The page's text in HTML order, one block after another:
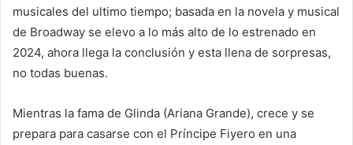
musicales del ultimo tiempo; basada en la novela y musical
de Broadway se elevo a lo más alto de lo estrenado en
2024, ahora llega la conclusión y esta llena de sorpresas,
no todas buenas.
Mientras la fama de Glinda (Ariana Grande), crece y se
prepara para casarse con el Príncipe Fiyero en una